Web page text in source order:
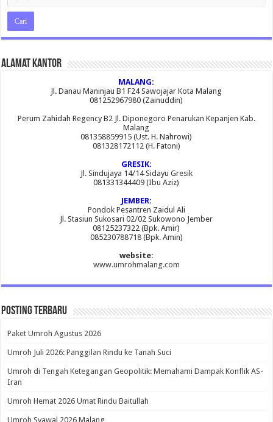
Alamat Kantor
MALANG:
Jl. Danau Maninjau B1 F24 Sawojajar Kota Malang
081252967980 (Zainuddin)
Perum Zahidah Regency B2 Jl. Diponegoro Penarukan Kepanjen Kab.
Malang
081358859915 (Ust. H. Nahrowi)
081328172112 (H. Fatoni)
GRESIK:
Jl. Sindujaya 14/14 Sidayu Gresik
081331344409 (Ibu Aziz)
JEMBER:
Pondok Pesantren Zaidul Ali
Jl. Stasiun Sukosari 02/02 Sukowono Jember
08125237322 (Bpk. Amir)
085230788718 (Bpk. Amin)
website:
www.umrohmalang.com
Posting Terbaru
Paket Umroh Agustus 2026
Umroh Juli 2026: Panggilan Rindu ke Tanah Suci
Umroh di Tengah Ketegangan Geopolitik: Memahami Dampak Konflik AS-
Iran
Umroh Hemat 2026 Umat Rindu Baitullah
Umroh Syawal 2026 Malang